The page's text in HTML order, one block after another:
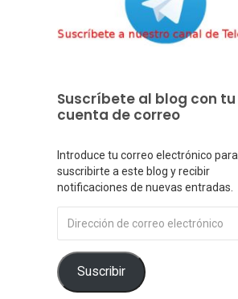
Suscríbete al blog con tu
cuenta de correo
Introduce tu correo electrónico para
suscribirte a este blog y recibir
notificaciones de nuevas entradas.
de
correo
electrónico
Suscribir